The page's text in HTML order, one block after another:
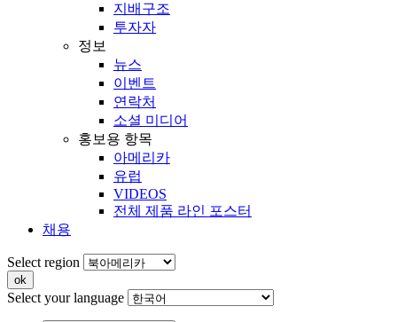
지배구조
투자자
정보
뉴스
이벤트
연락처
소셜 미디어
홍보용 항목
아메리카
유럽
VIDEOS
전체 제품 라인 포스터
채용
Select region
Select your language